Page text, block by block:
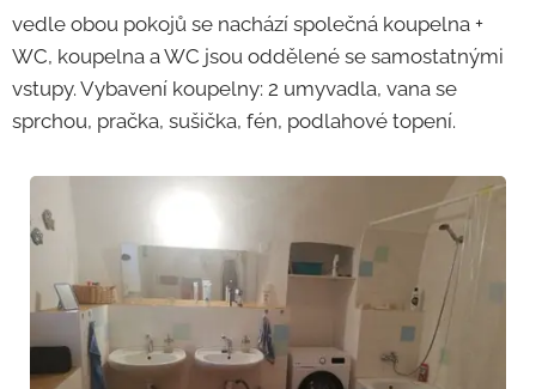
vedle obou pokojů se nachází společná koupelna +
WC, koupelna a WC jsou oddělené se samostatnými
vstupy. Vybavení koupelny: 2 umyvadla, vana se
sprchou, pračka, sušička, fén, podlahové topení.